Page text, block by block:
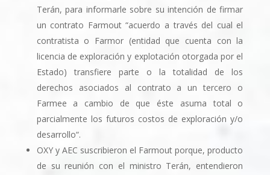
Terán, para informarle sobre su intención de firmar
un contrato Farmout “acuerdo a través del cual el
contratista o Farmor (entidad que cuenta con la
licencia de exploración y explotación otorgada por el
Estado) transfiere parte o la totalidad de los
derechos asociados al contrato a un tercero o
Farmee a cambio de que éste asuma total o
parcialmente los futuros costos de exploración y/o
desarrollo“.
OXY y AEC suscribieron el Farmout porque, producto
de su reunión con el ministro Terán, entendieron